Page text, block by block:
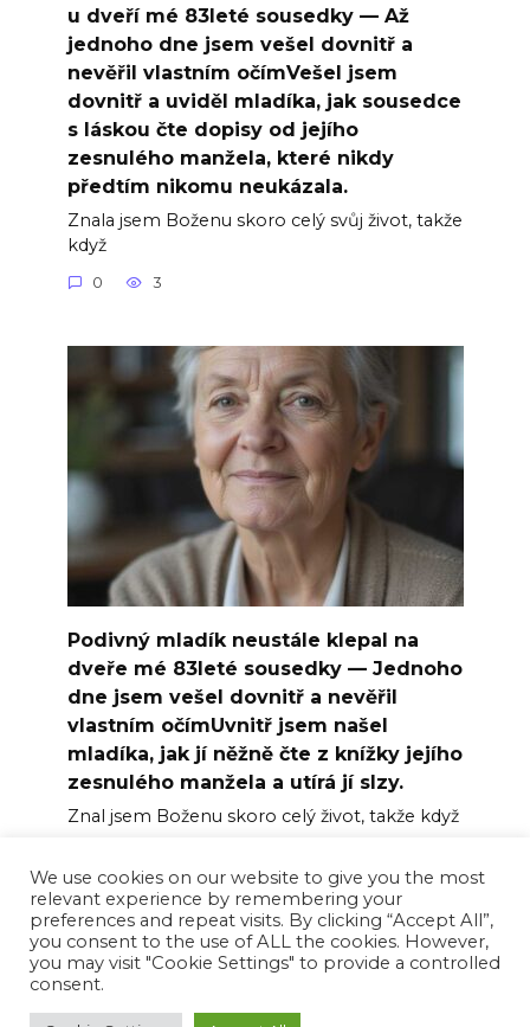
u dveří mé 83leté sousedky — Až
jednoho dne jsem vešel dovnitř a
nevěřil vlastním očímVešel jsem
dovnitř a uviděl mladíka, jak sousedce
s láskou čte dopisy od jejího
zesnulého manžela, které nikdy
předtím nikomu neukázala.
Znala jsem Boženu skoro celý svůj život, takže
když
0 3
Podivný mladík neustále klepal na
dveře mé 83leté sousedky — Jednoho
dne jsem vešel dovnitř a nevěřil
vlastním očímUvnitř jsem našel
mladíka, jak jí něžně čte z knížky jejího
zesnulého manžela a utírá jí slzy.
Znal jsem Boženu skoro celý život, takže když
0 48
© 2026 Happy News Feed
We use cookies on our website to give you the most
relevant experience by remembering your
preferences and repeat visits. By clicking “Accept All”,
you consent to the use of ALL the cookies. However,
you may visit "Cookie Settings" to provide a controlled
consent.